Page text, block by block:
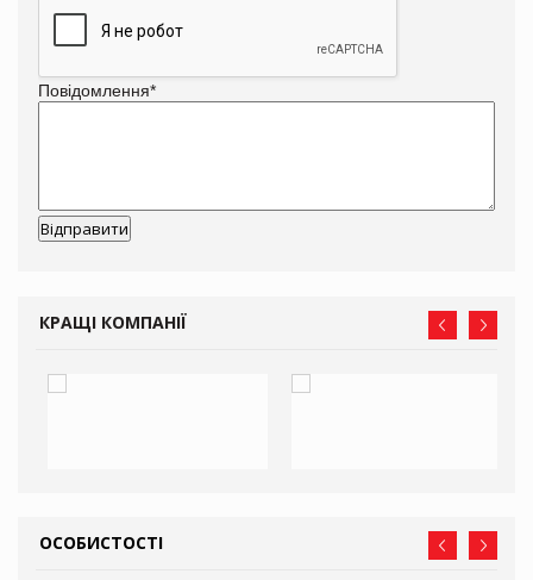
Повідомлення*
КРАЩІ КОМПАНІЇ
ОСОБИСТОСТІ